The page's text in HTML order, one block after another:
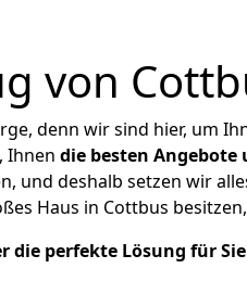
von
denn wir sind hier, um
Ihnen die besten Angebote
und deshalb setzen wir
Haus in Cottbus
die perfekte Lösung für